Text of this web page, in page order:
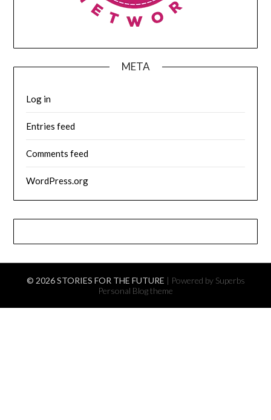
META
Log in
Entries feed
Comments feed
WordPress.org
© 2026 STORIES FOR THE FUTURE | Powered by Superbs
Personal Blog theme